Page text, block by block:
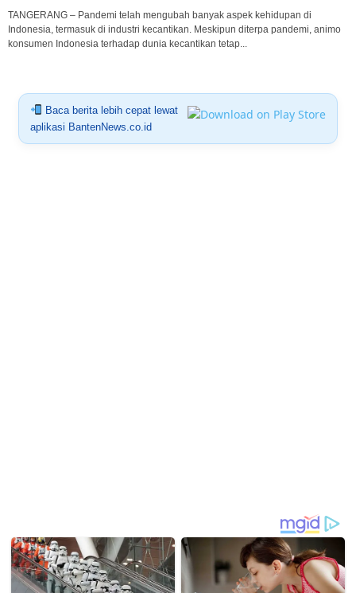
TANGERANG – Pandemi telah mengubah banyak aspek kehidupan di
Indonesia, termasuk di industri kecantikan. Meskipun diterpa pandemi, animo
konsumen Indonesia terhadap dunia kecantikan tetap...
Baca berita lebih cepat lewat
aplikasi BantenNews.co.id